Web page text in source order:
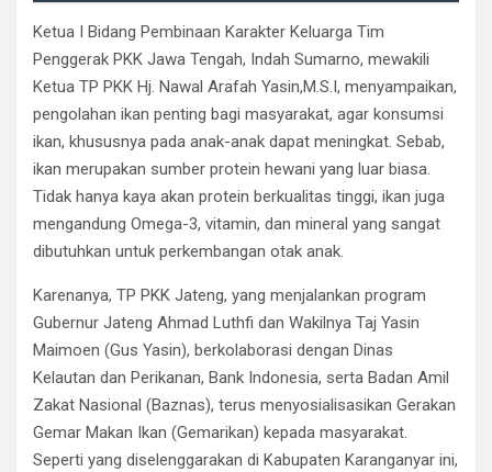
Ketua I Bidang Pembinaan Karakter Keluarga Tim
Penggerak PKK Jawa Tengah, Indah Sumarno, mewakili
Ketua TP PKK Hj. Nawal Arafah Yasin,M.S.I, menyampaikan,
pengolahan ikan penting bagi masyarakat, agar konsumsi
ikan, khususnya pada anak-anak dapat meningkat. Sebab,
ikan merupakan sumber protein hewani yang luar biasa.
Tidak hanya kaya akan protein berkualitas tinggi, ikan juga
mengandung Omega-3, vitamin, dan mineral yang sangat
dibutuhkan untuk perkembangan otak anak.
Karenanya, TP PKK Jateng, yang menjalankan program
Gubernur Jateng Ahmad Luthfi dan Wakilnya Taj Yasin
Maimoen (Gus Yasin), berkolaborasi dengan Dinas
Kelautan dan Perikanan, Bank Indonesia, serta Badan Amil
Zakat Nasional (Baznas), terus menyosialisasikan Gerakan
Gemar Makan Ikan (Gemarikan) kepada masyarakat.
Seperti yang diselenggarakan di Kabupaten Karanganyar ini,